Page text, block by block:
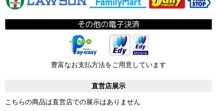
豊富なお支払方法をご用意しています
直営店展示
こちらの商品は直営店での展示はありません